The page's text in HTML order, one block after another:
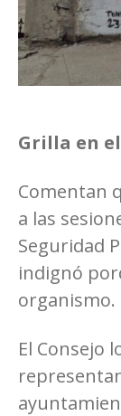
Grilla en
Comentan
a las
Seguridad
indignó
organismo.
El Consejo